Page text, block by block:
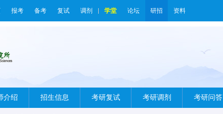
报考 备考 复试 调剂 学堂 论坛 研招 资料
介绍 招生信息 考研复试 考研调剂 考研问答